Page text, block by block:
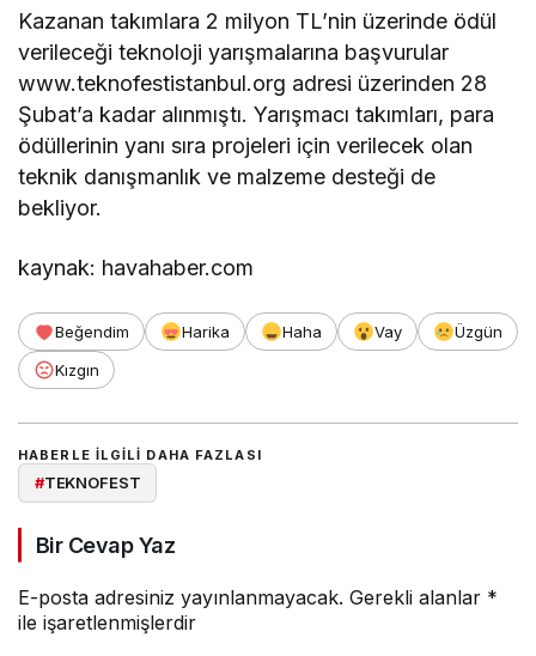
Kazanan takımlara 2 milyon TL’nin üzerinde ödül
verileceği teknoloji yarışmalarına başvurular
www.teknofestistanbul.org adresi üzerinden 28
Şubat’a kadar alınmıştı. Yarışmacı takımları, para
ödüllerinin yanı sıra projeleri için verilecek olan
teknik danışmanlık ve malzeme desteği de
bekliyor.
kaynak: havahaber.com
Beğendim Harika Haha Vay
Üzgün
Kızgın
HABERLE ILGILI DAHA FAZLASI
#TEKNOFEST
Bir Cevap Yaz
E-posta adresiniz yayınlanmayacak. Gerekli alanlar *
ile işaretlenmişlerdir